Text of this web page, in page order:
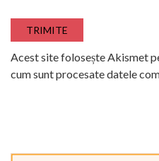
Acest site folosește Akismet
cum sunt procesate datele